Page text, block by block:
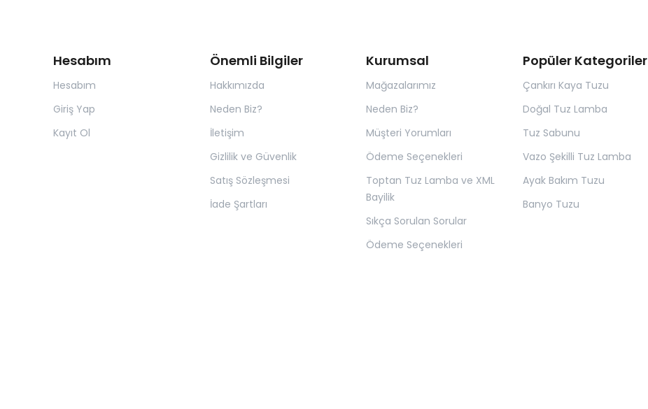
Hesabım
Hesabım
Giriş Yap
Kayıt Ol
Önemli Bilgiler
Hakkımızda
Neden Biz?
İletişim
Gizlilik ve Güvenlik
Satış Sözleşmesi
İade Şartları
Kurumsal
Mağazalarımız
Neden Biz?
Müşteri Yorumları
Ödeme Seçenekleri
Toptan Tuz Lamba ve XML
Bayilik
Sıkça Sorulan Sorular
Ödeme Seçenekleri
Popüler Kategoriler
Çankırı Kaya Tuzu
Doğal Tuz Lamba
Tuz Sabunu
Vazo Şekilli Tuz Lamba
Ayak Bakım Tuzu
Banyo Tuzu